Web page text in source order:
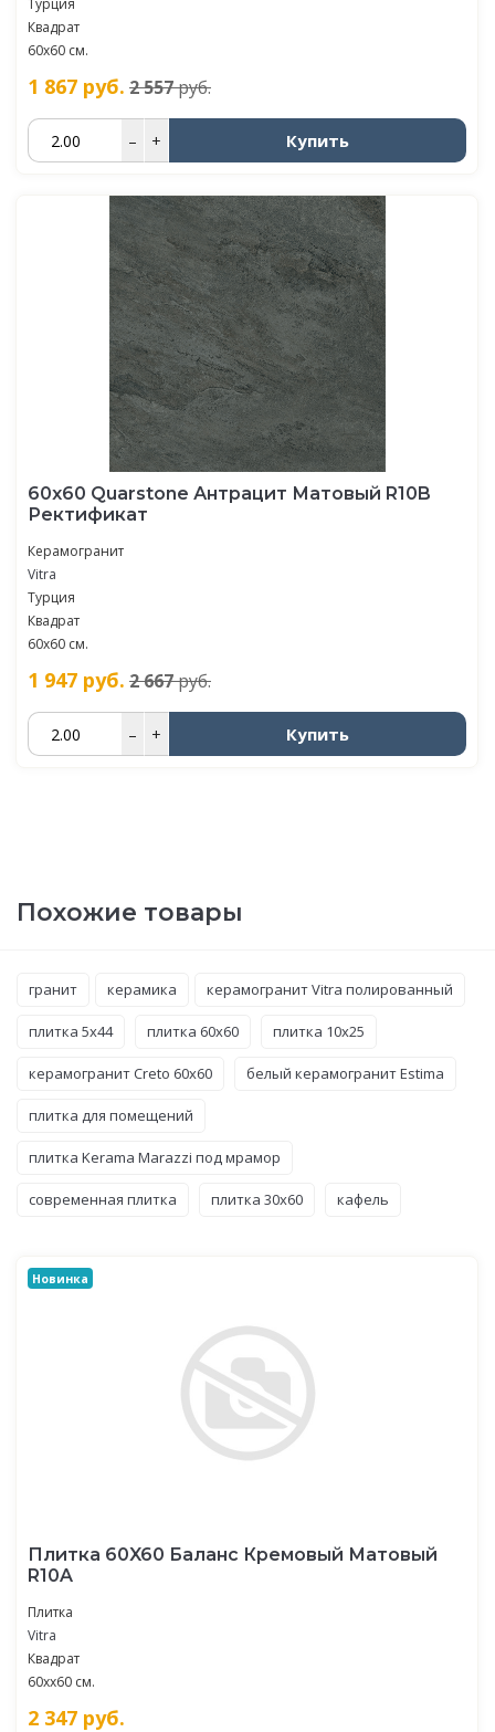
Турция
Квадрат
60х60 см.
1 867 руб. 2 557руб.
– + Купить
60х60 Quarstone Антрацит Матовый R10B
Ректификат
Керамогранит
Vitra
Турция
Квадрат
60х60 см.
1 947 руб. 2 667руб.
– + Купить
Похожие товары
гранит керамика керамогранит Vitra полированный
плитка 5x44 плитка 60x60 плитка 10x25
керамогранит Creto 60x60 белый керамогранит Estima
плитка для помещений
плитка Kerama Marazzi под мрамор
современная плитка плитка 30x60 кафель
Новинка
Плитка 60X60 Баланс Кремовый Матовый
R10A
Плитка
Vitra
Квадрат
60xx60 см.
2 347 руб.